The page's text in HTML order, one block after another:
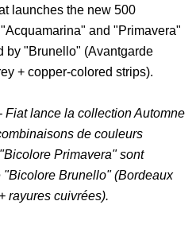
launches the new 500
and "Primavera"
by "Brunello" (Avantgarde
+ copper-colored strips).
Fiat lance la collection Automne
de couleurs
Primavera" sont
Brunello" (Bordeaux
rayures cuivrées).